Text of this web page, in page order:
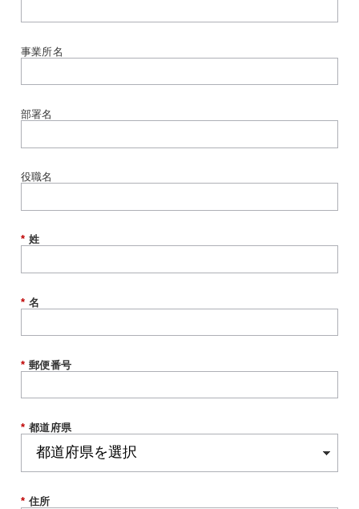
事業所名
部署名
役職名
* 姓
* 名
* 郵便番号
* 都道府県
* 住所